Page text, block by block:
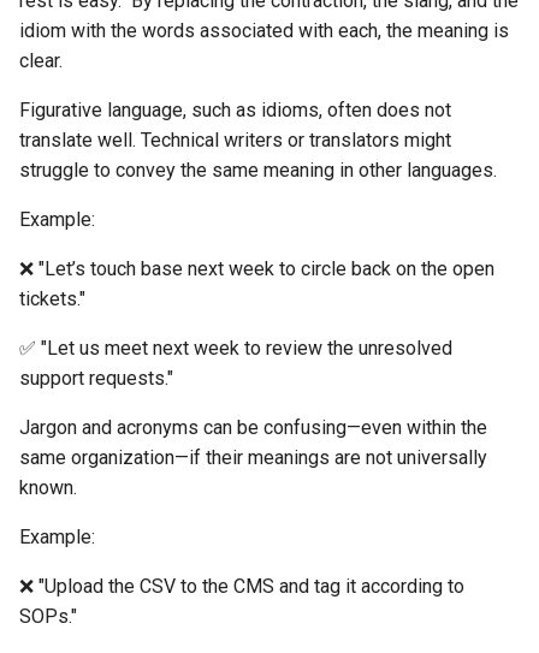
idiom with the words associated with each, the meaning is
clear.
Figurative language, such as idioms, often does not
translate well. Technical writers or translators might
struggle to convey the same meaning in other languages.
Example:
❌ "Let’s touch base next week to circle back on the open
tickets."
✅ "Let us meet next week to review the unresolved
support requests."
Jargon and acronyms can be confusing—even within the
same organization—if their meanings are not universally
known.
Example:
❌ "Upload the CSV to the CMS and tag it according to
SOPs."